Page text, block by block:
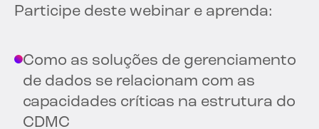
Participe deste webinar e aprenda:
Como as soluções de gerenciamento
de dados se relacionam com as
capacidades críticas na estrutura do
CDMC